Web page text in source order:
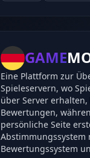
GAME
Eine Plattform zur
Spieleservern, wo
über Server
Bewertungen,
persönliche Seite
Abstimmungssystem
Bewertungssystem